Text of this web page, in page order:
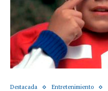
Destacada Entretenimiento